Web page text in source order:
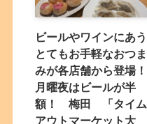
ビールやワインにあう
とてもお手軽なおつま
みが各店舗から登場！
月曜夜はビールが半
額！ 梅田 「タイム
アウトマーケット大